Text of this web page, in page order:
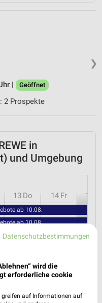
❯
|
Geöffnet
2 Prospekte
in
und Umgebung
13 Do 14 Fr 15
ab 10.08.
ab 10.08.
Datenschutzbestimmungen
wird die
erforderliche cookie
greifen auf Informationen auf